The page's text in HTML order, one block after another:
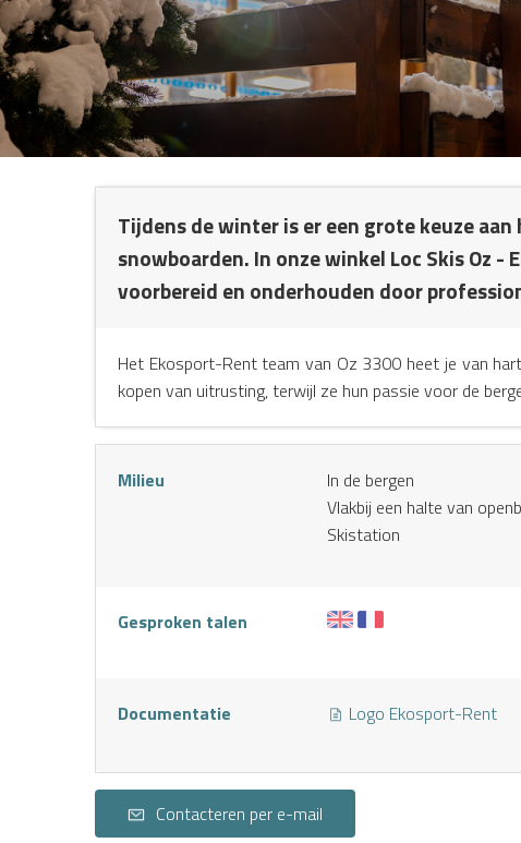
Tijdens de winter is er een grote keuze
snowboarden. In onze winkel Loc Skis Oz
voorbereid en onderhouden door
Het Ekosport-Rent team van Oz 3300 heet je van
kopen van uitrusting, terwijl ze hun passie voor de
Milieu In de bergen
Vlakbij een halte van
Skistation
Gesproken talen
Documentatie Logo Ekosport-Rent
Contacteren per e-mail